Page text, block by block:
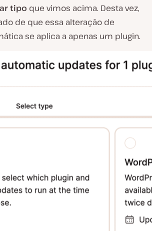
tipo que vimos acima. Desta vez,
de que essa alteração de
se aplica a apenas um plugin.